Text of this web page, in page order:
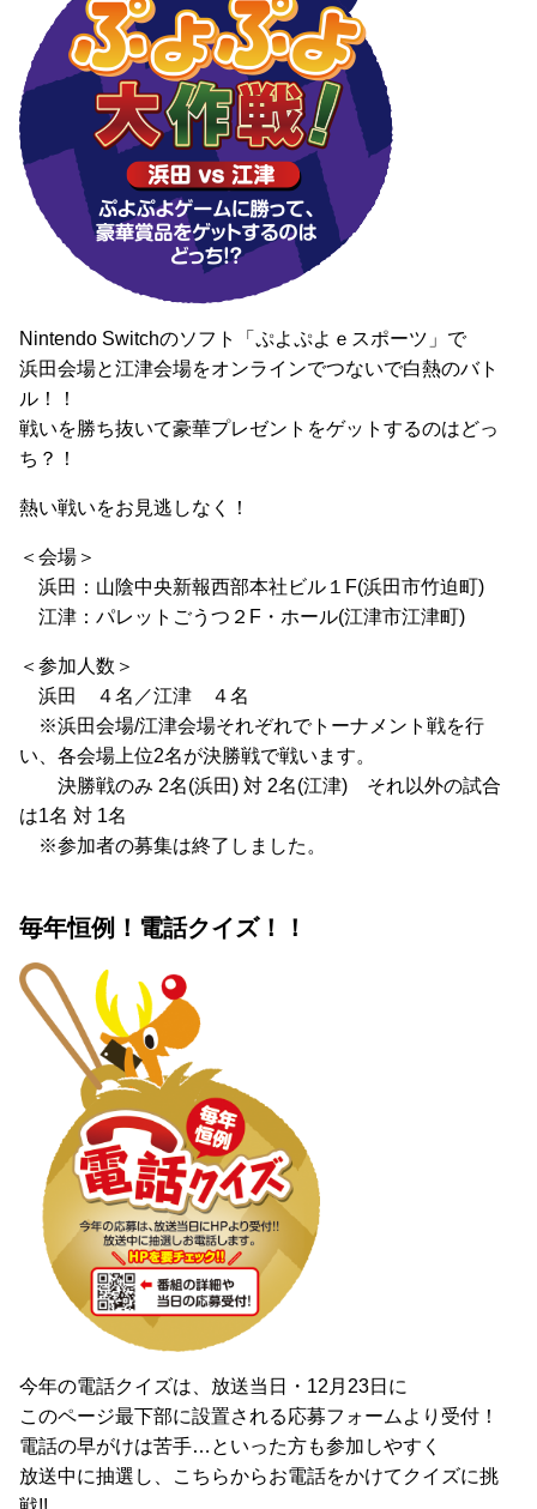
Nintendo Switchのソフト「ぷよぷよｅスポーツ」で
浜田会場と江津会場をオンラインでつないで白熱のバト
ル！！
戦いを勝ち抜いて豪華プレゼントをゲットするのはどっ
ち？！
熱い戦いをお見逃しなく！
＜会場＞
浜田：山陰中央新報西部本社ビル１F(浜田市竹迫町)
江津：パレットごうつ２F・ホール(江津市江津町)
＜参加人数＞
浜田 ４名／江津 ４名
※浜田会場/江津会場それぞれでトーナメント戦を行
い、各会場上位2名が決勝戦で戦います。
決勝戦のみ 2名(浜田) 対 2名(江津) それ以外の試合
は1名 対 1名
※参加者の募集は終了しました。
毎年恒例！電話クイズ！！
今年の電話クイズは、放送当日・12月23日に
このページ最下部に設置される応募フォームより受付！
電話の早がけは苦手…といった方も参加しやすく
放送中に抽選し、こちらからお電話をかけてクイズに挑